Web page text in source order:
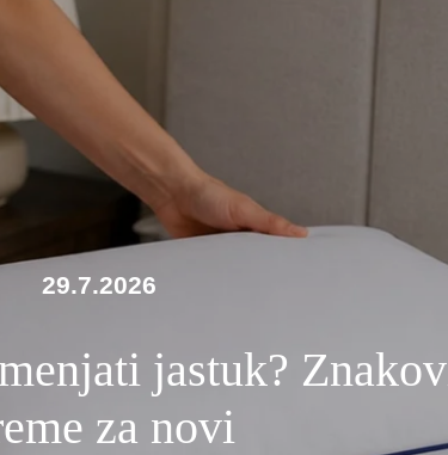
29.7.2026
jastuk?
za novi